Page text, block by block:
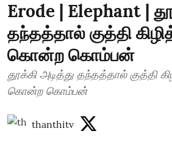
Erode | Elephant |
தந்தத்தால் குத்தி
கொன்ற கொம்பன்
தூக்கி அடித்து தந்தத்தால் குத்தி
கொன்ற கொம்பன்
thanthitv